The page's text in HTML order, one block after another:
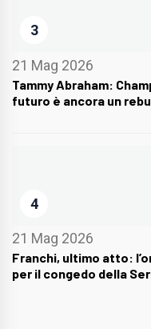
3
21 Mag 2026
Tammy Abraham:
futuro è ancora un
4
21 Mag 2026
Franchi, ultimo atto:
per il congedo della